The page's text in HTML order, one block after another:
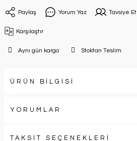
Paylaş Yorum Yaz Tavsiye Et
Karşılaştır
Aynı gün kargo Stoktan Teslim
ÜRÜN BİLGİSİ
YORUMLAR
TAKSİT SEÇENEKLERİ